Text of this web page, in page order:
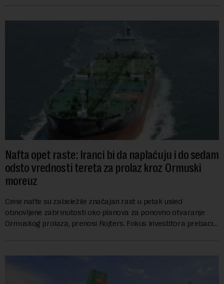
Nafta opet raste: Iranci bi da naplaćuju i do sedam
odsto vrednosti tereta za prolaz kroz Ormuski
moreuz
Cene nafte su zabeležile značajan rast u petak usled
obnovljene zabrinutosti oko planova za ponovno otvaranje
Ormuskog prolaza, prenosi Rojters. Fokus investitora prebacio